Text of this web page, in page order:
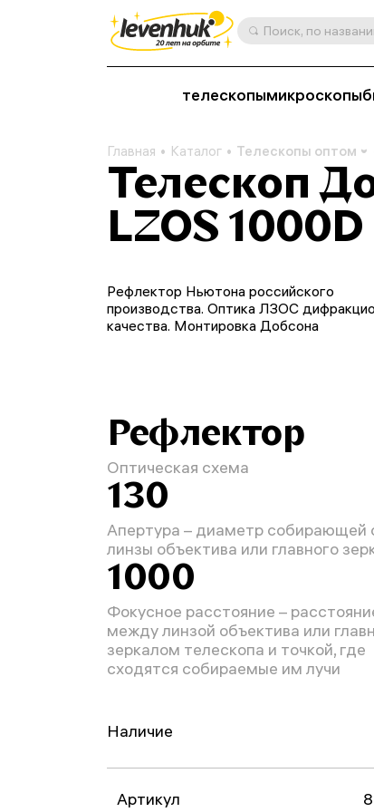
телескопымикроскопы
Главная Каталог Телескопы оптом
Телескоп
LZOS 1000D
Рефлектор Ньютона российского
производства. Оптика ЛЗОС
качества. Монтировка Добсона
Рефлектор
Оптическая схема
130
Апертура – диаметр собирающей
линзы объектива или главного
1000
Фокусное расстояние –
между линзой объектива или
зеркалом телескопа и точкой, где
сходятся собираемые им лучи
Наличие
Артикул